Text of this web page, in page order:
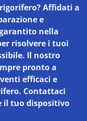
Affidati a
e
nella
risolvere i tuoi
Il nostro
pronto a
efficaci e
Contattaci
il tuo dispositivo